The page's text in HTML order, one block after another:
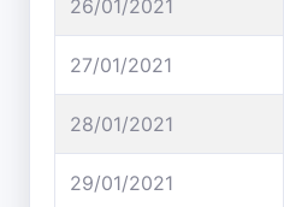
26/01/2021
27/01/2021
28/01/2021
29/01/2021